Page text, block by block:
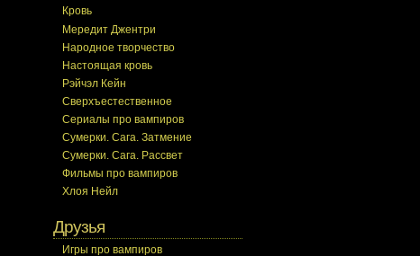
Кровь
Мередит Джентри
Народное творчество
Настоящая кровь
Рэйчэл Кейн
Сверхъестественное
Сериалы про вампиров
Сумерки. Сага. Затмение
Сумерки. Сага. Рассвет
Фильмы про вампиров
Хлоя Нейл
Друзья
Игры про вампиров